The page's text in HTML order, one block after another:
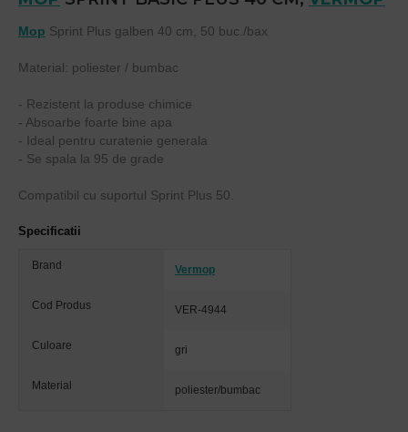
Mop Sprint Plus galben 40 cm, 50 buc./bax
Material: poliester / bumbac
- Rezistent la produse chimice
- Absoarbe foarte bine apa
- Ideal pentru curatenie generala
- Se spala la 95 de grade
Compatibil cu suportul Sprint Plus 50.
Specificatii
Brand Vermop
Cod Produs VER-4944
Culoare gri
Material poliester/bumbac